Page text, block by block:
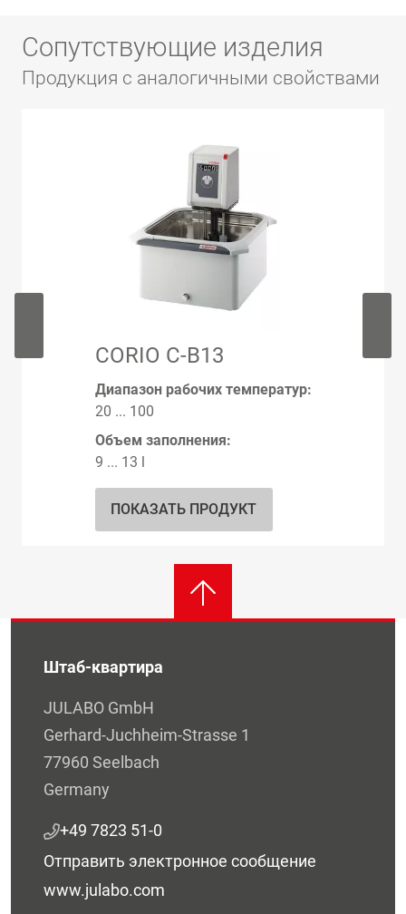
Сопутствующие изделия
Продукция с аналогичными свойствами
CORIO C-B13
Диапазон рабочих температур:
20 ... 100
Объем заполнения:
9 ... 13 l
ПОКАЗАТЬ ПРОДУКТ
Штаб-квартира
JULABO GmbH
Gerhard-Juchheim-Strasse 1
77960 Seelbach
Germany
+49 7823 51-0
Отправить электронное сообщение
www.julabo.com